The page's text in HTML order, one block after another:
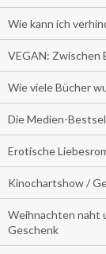
Wie kann ich
VEGAN: Zwischen
Wie viele Bücher
Die Medien-
Erotische
Kinochartshow /
Weihnachten naht
Geschenk